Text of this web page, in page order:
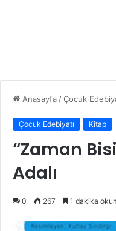
Anasayfa /Çocuk
Çocuk Edebiyatı Kitap
“Zaman
Adalı
0 267 1 dakika